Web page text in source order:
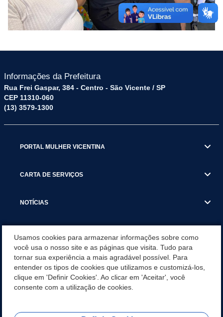
Informações da Prefeitura
Rua Frei Gaspar, 384 - Centro - São Vicente / SP
CEP 11310-060
(13) 3579-1300
PORTAL MULHER VICENTINA
CARTA DE SERVIÇOS
NOTÍCIAS
VISITE SÃO VICENTE
INSTITUCIONAL
Usamos cookies para armazenar informações sobre como
você usa o nosso site e as páginas que visita. Tudo para
tornar sua experiência a mais agradável possível. Para
entender os tipos de cookies que utilizamos e customizá-los,
clique em 'Definir Cookies'. Ao clicar em 'Aceitar', você
consente com a utilização de cookies.